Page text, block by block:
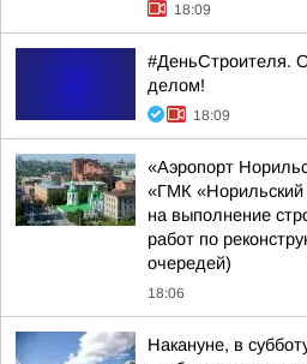
18:09
#ДеньСтроителя.
делом!
18:09
«Аэропорт
«ГМК «Норильский
на выполнение
работ по
очередей)
18:06
Накануне, в